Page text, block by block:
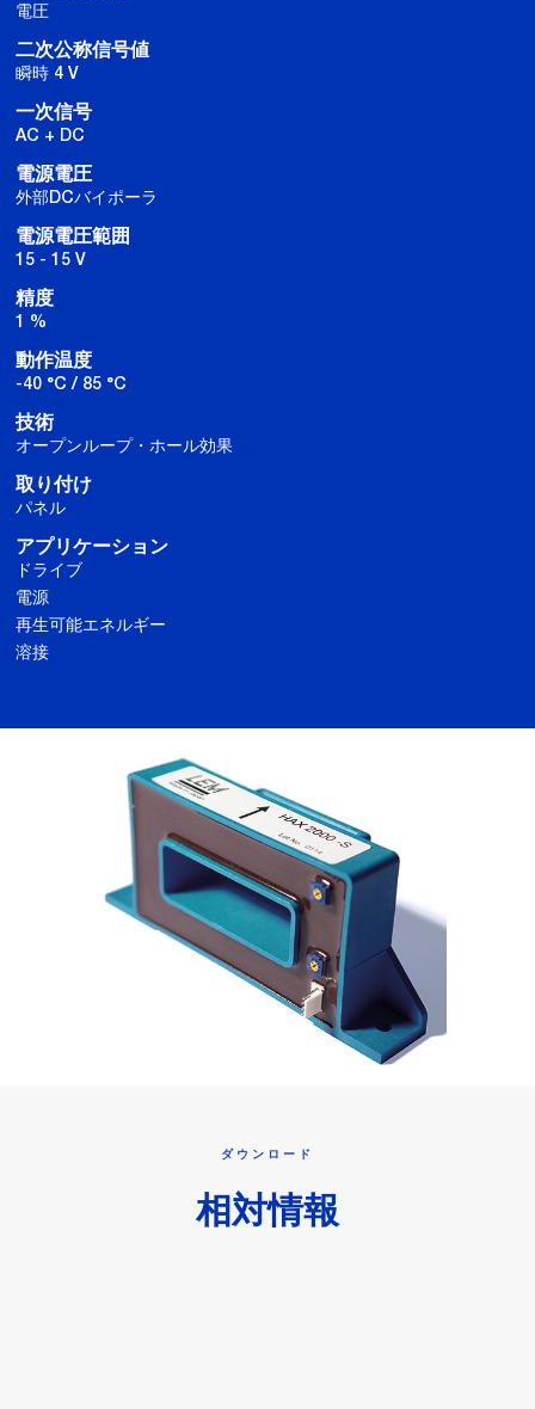
電圧
二次公称信号値
瞬時 4 V
一次信号
AC + DC
電源電圧
外部DCバイポーラ
電源電圧範囲
15 - 15 V
精度
1 %
動作温度
-40 °C / 85 °C
技術
オープンループ・ホール効果
取り付け
パネル
アプリケーション
ドライブ
電源
再生可能エネルギー
溶接
ダウンロード
相対情報